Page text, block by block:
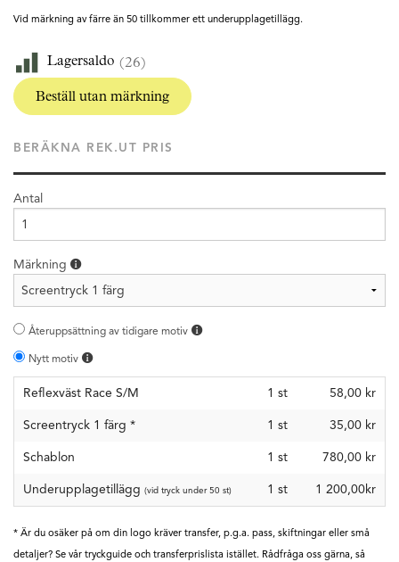
Vid märkning av färre än 50 tillkommer ett underupplagetillägg.
Lagersaldo (26)
Beställ utan märkning
BERÄKNA REK.UT PRIS
Antal
Märkning
Återuppsättning av tidigare motiv
Nytt motiv
Reflexväst Race S/M 1 st 58,00 kr
Screentryck 1 färg * 1 st 35,00 kr
Schablon 1 st 780,00 kr
Underupplagetillägg (vid tryck under 50 st) 1 st 1 200,00kr
* Är du osäker på om din logo kräver transfer, p.g.a. pass, skiftningar eller små
detaljer? Se vår tryckguide och transferprislista istället. Rådfråga oss gärna, så